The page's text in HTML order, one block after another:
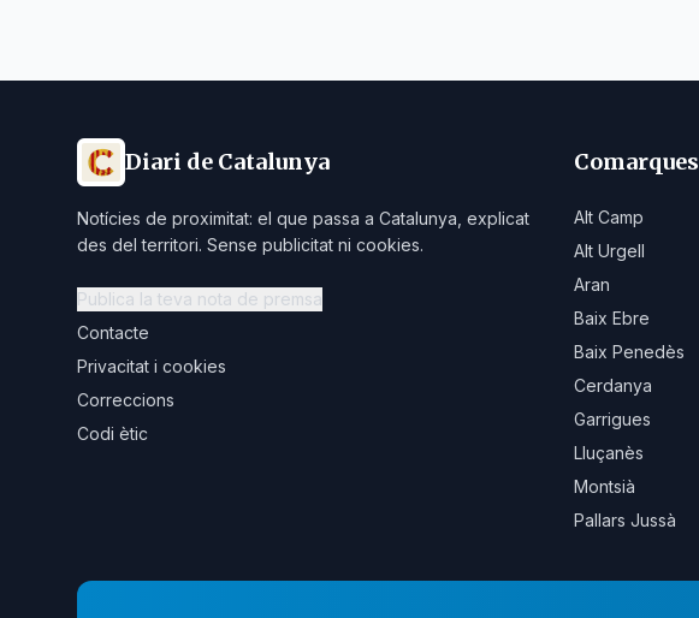
Diari de Catalunya
Notícies de proximitat: el que passa a Catalunya, explicat
des del territori. Sense publicitat ni cookies.
Publica la teva nota de premsa
Contacte
Privacitat i cookies
Correccions
Codi ètic
Comarques
Alt Camp
Alt Urgell
Aran
Baix Ebre
Baix Penedès
Cerdanya
Garrigues
Lluçanès
Montsià
Pallars Jussà